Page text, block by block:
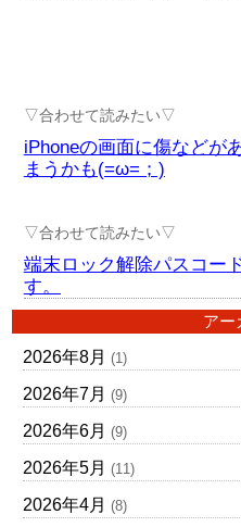
▽合わせて読みたい▽
iPhoneの画面に傷などが
まうかも(=ω=；)
▽合わせて読みたい▽
端末ロック解除パスコー
す。
アー
2026年8月 (1)
2026年7月 (9)
2026年6月 (9)
2026年5月 (11)
2026年4月 (8)